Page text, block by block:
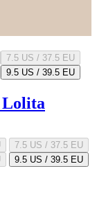
7.5 US / 37.5 EU
9.5 US / 39.5 EU
Lolita
7.5 US / 37.5 EU
9.5 US / 39.5 EU